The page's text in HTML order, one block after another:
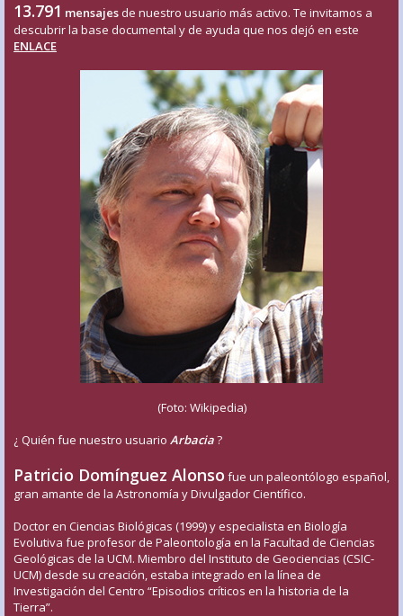
13.791 mensajes de nuestro usuario más activo. Te invitamos a
descubrir la base documental y de ayuda que nos dejó en este
ENLACE
(Foto: Wikipedia)
¿ Quién fue nuestro usuario Arbacia?
Patricio Domínguez Alonso fue un paleontólogo español,
gran amante de la Astronomía y Divulgador Científico.
Doctor en Ciencias Biológicas (1999) y especialista en Biología
Evolutiva fue profesor de Paleontología en la Facultad de Ciencias
Geológicas de la UCM. Miembro del Instituto de Geociencias (CSIC-
UCM) desde su creación, estaba integrado en la línea de
Investigación del Centro “Episodios críticos en la historia de la
Tierra”.